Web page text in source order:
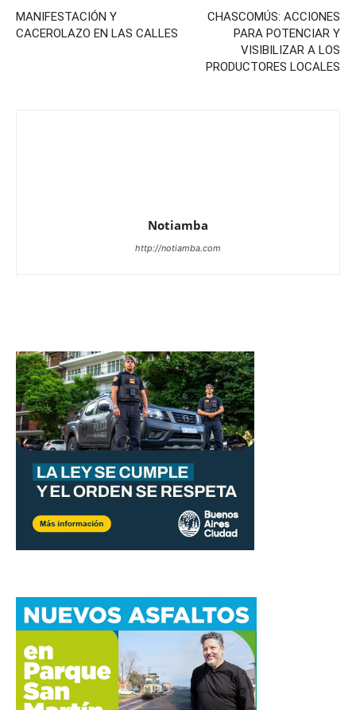
MANIFESTACIÓN Y
CACEROLAZO EN LAS CALLES
CHASCOMÚS: ACCIONES
PARA POTENCIAR Y
VISIBILIZAR A LOS
PRODUCTORES LOCALES
Notiamba
http://notiamba.com